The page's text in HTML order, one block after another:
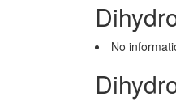
No